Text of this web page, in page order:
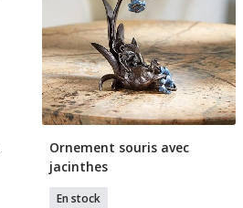
Ajouter Au Panier
Ornement souris avec
jacinthes
En stock